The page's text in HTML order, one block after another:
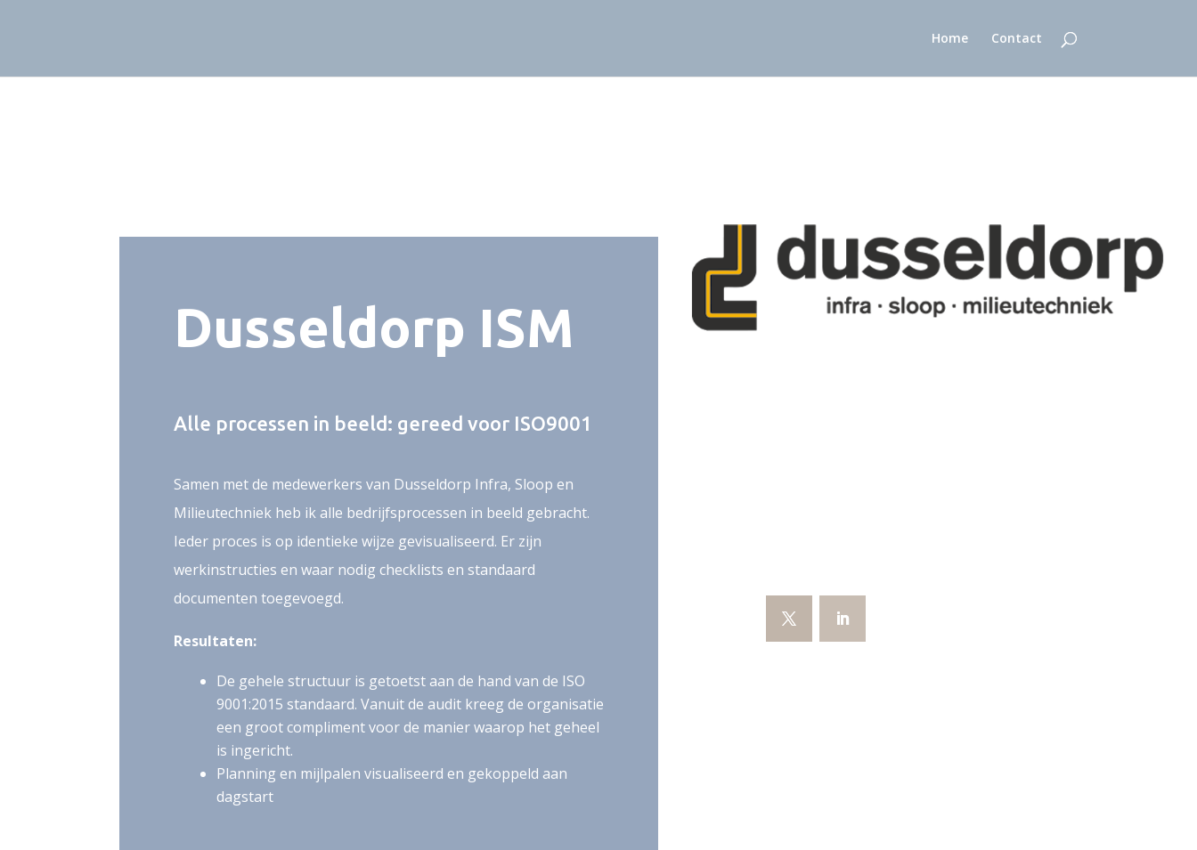
Home Contact
Dusseldorp ISM
Alle processen in beeld: gereed voor ISO9001
Samen met de medewerkers van Dusseldorp Infra, Sloop en
Milieutechniek heb ik alle bedrijfsprocessen in beeld gebracht.
Ieder proces is op identieke wijze gevisualiseerd. Er zijn
werkinstructies en waar nodig checklists en standaard
documenten toegevoegd.
Resultaten:
De gehele structuur is getoetst aan de hand van de ISO
9001:2015 standaard. Vanuit de audit kreeg de organisatie
een groot compliment voor de manier waarop het geheel
is ingericht.
Planning en mijlpalen visualiseerd en gekoppeld aan
dagstart